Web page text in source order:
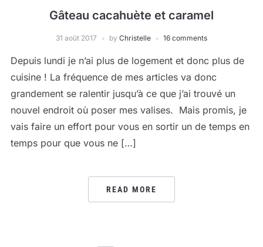
Gâteau cacahuète et caramel
31 août 2017 by Christelle 16 comments
Depuis lundi je n’ai plus de logement et donc plus de
cuisine ! La fréquence de mes articles va donc
grandement se ralentir jusqu’à ce que j’ai trouvé un
nouvel endroit où poser mes valises. Mais promis, je
vais faire un effort pour vous en sortir un de temps en
temps pour que vous ne […]
READ MORE